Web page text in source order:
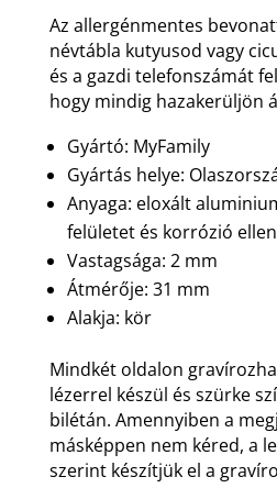
Az allergénmentes
névtábla kutyusod vagy
és a gazdi telefonszámát
hogy mindig hazakerüljön
Gyártó: MyFamily
Gyártás helye:
Anyaga: eloxált
felületet és korrózió
Vastagsága: 2 mm
Átmérője: 31 mm
Alakja: kör
Mindkét oldalon
lézerrel készül és szürke
bilétán. Amennyiben a
másképpen nem kéred, a
szerint készítjük el a